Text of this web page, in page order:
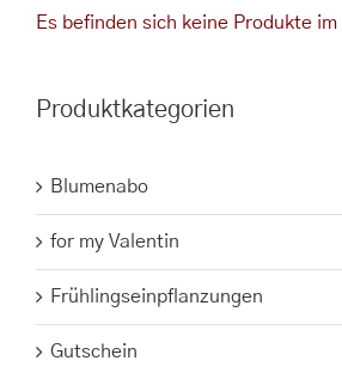
Es befinden sich keine Produkte
Produktkategorien
Blumenabo
for my Valentin
Frühlingseinpflanzungen
Gutschein